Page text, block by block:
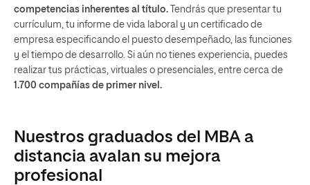
competencias inherentes al título. Tendrás que presentar tu
currículum, tu informe de vida laboral y un certificado de
empresa especificando el puesto desempeñado, las funciones
y el tiempo de desarrollo. Si aún no tienes experiencia, puedes
realizar tus prácticas, virtuales o presenciales, entre cerca de
1.700 compañías de primer nivel.
Nuestros graduados del MBA a
distancia avalan su mejora
profesional